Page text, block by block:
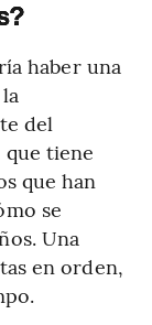
haber una
del
que tiene
que han
se
Una
en orden,